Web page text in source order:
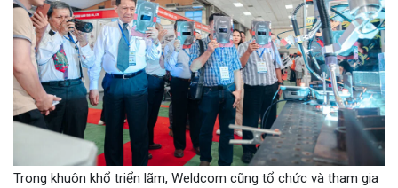
Trong khuôn khổ triển lãm, Weldcom cũng tổ chức và tham gia